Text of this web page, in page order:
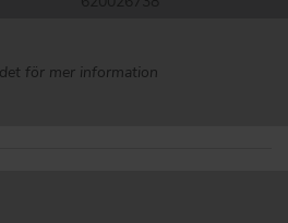
för mer information